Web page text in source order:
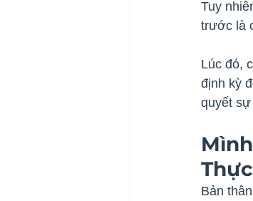
Tuy
trước là
Lúc đó,
định kỳ
quyết
Bản